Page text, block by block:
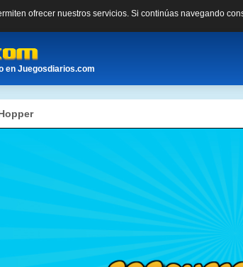
ofrecer nuestros servicios. Si continúas navegando
en Juegosdiarios.com